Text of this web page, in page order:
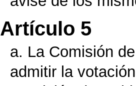
Artículo 5
a. La Comisión
admitir la